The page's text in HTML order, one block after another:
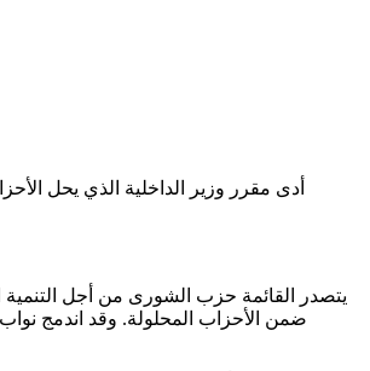
يتصدر القائمة حزب الشورى من أجل التنمية
ضمن الأحزاب المحلولة. وقد اندمج